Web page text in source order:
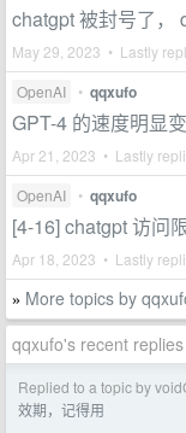
chatgpt 被封号了，
May 29, 2023 • Lastly
OpenAI • qqxufo
GPT-4 的速度明显
Apr 21, 2023 • Lastly
OpenAI • qqxufo
[4-16] chatgpt 访问
Apr 18, 2023 • Lastly
» More topics by
qqxufo's recent replies
Replied to a topic by
效期，记得用